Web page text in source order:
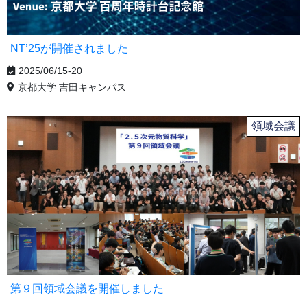
NT’25が開催されました
2025/06/15‐20
京都大学 吉田キャンパス
領域会議
第９回領域会議を開催しました